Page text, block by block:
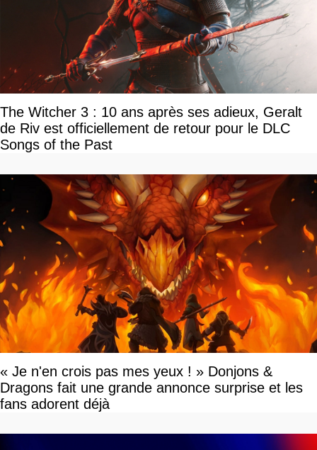
The Witcher 3 : 10 ans après ses adieux, Geralt
de Riv est officiellement de retour pour le DLC
Songs of the Past
« Je n'en crois pas mes yeux ! » Donjons &
Dragons fait une grande annonce surprise et les
fans adorent déjà